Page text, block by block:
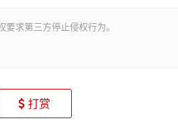
求第三方停止侵权行为。
打赏